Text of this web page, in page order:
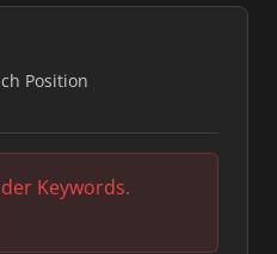
Position
Keywords.